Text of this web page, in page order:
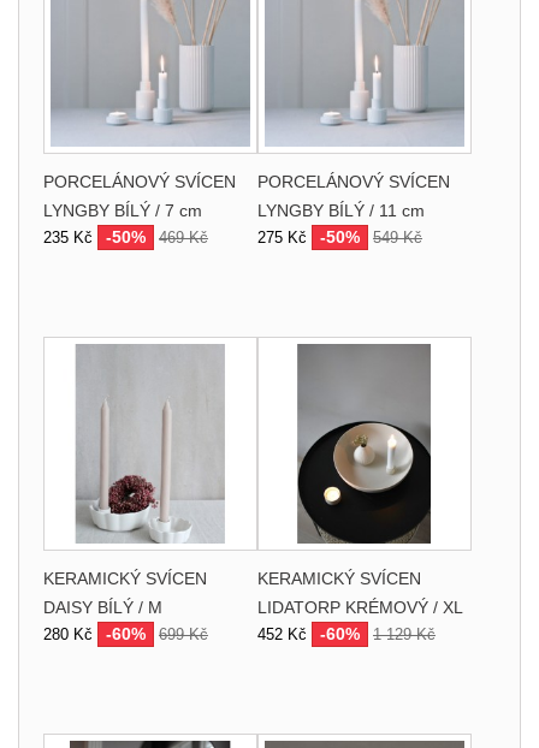
PORCELÁNOVÝ SVÍCEN
LYNGBY BÍLÝ / 7 cm
235 Kč -50% 469 Kč
PORCELÁNOVÝ SVÍCEN
LYNGBY BÍLÝ / 11 cm
275 Kč -50% 549 Kč
KERAMICKÝ SVÍCEN
DAISY BÍLÝ / M
280 Kč -60% 699 Kč
KERAMICKÝ SVÍCEN
LIDATORP KRÉMOVÝ / XL
452 Kč -60% 1 129 Kč